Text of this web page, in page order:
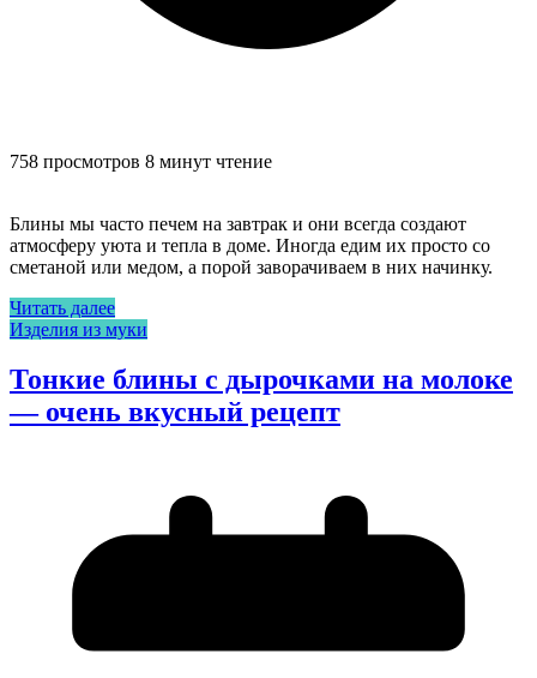
758 просмотров 8 минут чтение
Блины мы часто печем на завтрак и они всегда создают
атмосферу уюта и тепла в доме. Иногда едим их просто со
сметаной или медом, а порой заворачиваем в них начинку.
Читать далее
Изделия из муки
Тонкие блины с дырочками на молоке
— очень вкусный рецепт